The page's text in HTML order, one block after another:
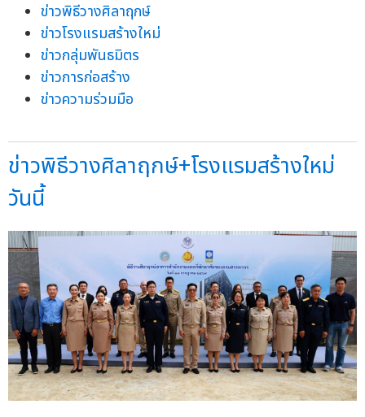
ข่าวพิธีวางศิลาฤกษ์
ข่าวโรงแรมสร้างใหม่
ข่าวกลุ่มพันธมิตร
ข่าวการก่อสร้าง
ข่าวความร่วมมือ
ข่าวพิธีวางศิลาฤกษ์+โรงแรมสร้างใหม่
วันนี้